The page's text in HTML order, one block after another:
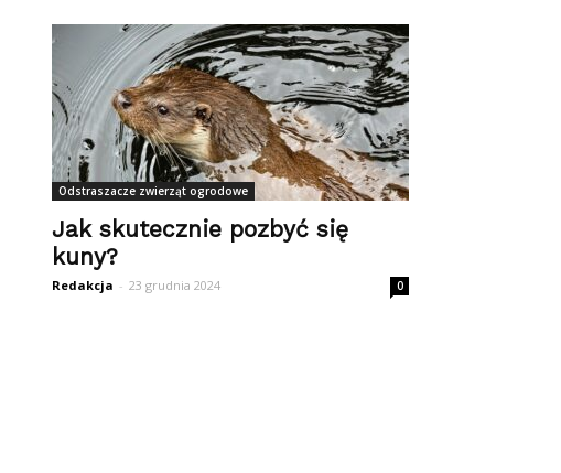
Odstraszacze zwierząt ogrodowe
Jak skutecznie pozbyć się
kuny?
Redakcja - 23 grudnia 2024 0